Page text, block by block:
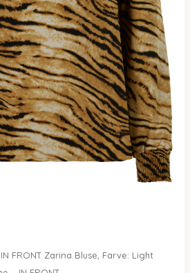
FRONT Zarina Bluse, Farve: Light